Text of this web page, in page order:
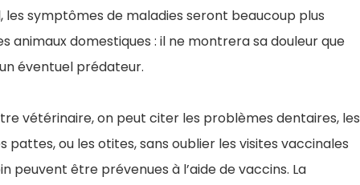
symptômes de maladies seront beaucoup plus
animaux domestiques : il ne montrera sa douleur que
éventuel prédateur.
vétérinaire, on peut citer les problèmes dentaires, les
ou les otites, sans oublier les visites vaccinales
peuvent être prévenues à l’aide de vaccins. La